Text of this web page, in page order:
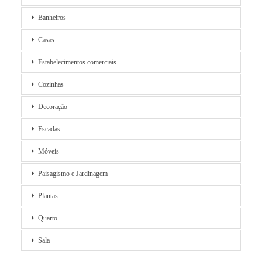
Banheiros
Casas
Estabelecimentos comerciais
Cozinhas
Decoração
Escadas
Móveis
Paisagismo e Jardinagem
Plantas
Quarto
Sala